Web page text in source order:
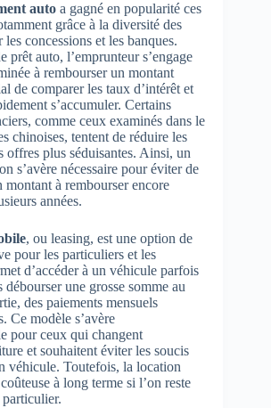
auto a gagné en popularité ces
grâce à la diversité des
concessions et les banques.
prêt auto, l’emprunteur s’engage
à rembourser un montant
de comparer les taux d’intérêt et
s’accumuler. Certains
comme ceux examinés dans le
chinoises, tentent de réduire les
offres plus séduisantes. Ainsi, un
s’avère nécessaire pour éviter de
montant à rembourser encore
années.
, ou leasing, est une option de
pour les particuliers et les
d’accéder à un véhicule parfois
débourser une grosse somme au
des paiements mensuels
Ce modèle s’avère
pour ceux qui changent
et souhaitent éviter les soucis
véhicule. Toutefois, la location
à long terme si l’on reste